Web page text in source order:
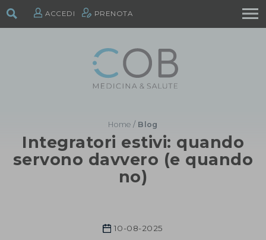
ACCEDI PRENOTA
Home / Blog
Integratori estivi: quando
servono davvero (e quando
no)
10-08-2025